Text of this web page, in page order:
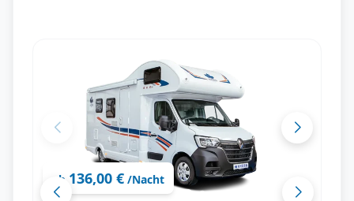
ab 136,00 € /Nacht